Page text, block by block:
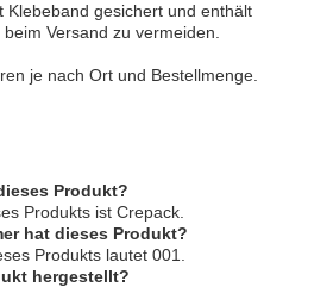
Klebeband gesichert und enthält
Versand zu vermeiden.
je nach Ort und Bestellmenge.
Produkt?
Produkts ist Crepack.
hat dieses Produkt?
Produkts lautet 001.
hergestellt?